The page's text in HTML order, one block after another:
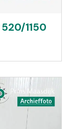
520/1150